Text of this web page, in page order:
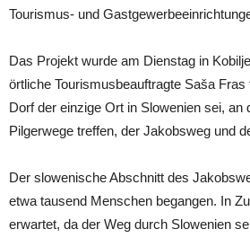
Tourismus- und
Das Projekt wurde am Dienstag in
örtliche Tourismusbeauftragte Saša
Dorf der einzige Ort in Slowenien sei, an
Pilgerwege treffen, der Jakobsweg und
Der slowenische Abschnitt des
etwa tausend Menschen begangen. In
erwartet, da der Weg durch Slowenien